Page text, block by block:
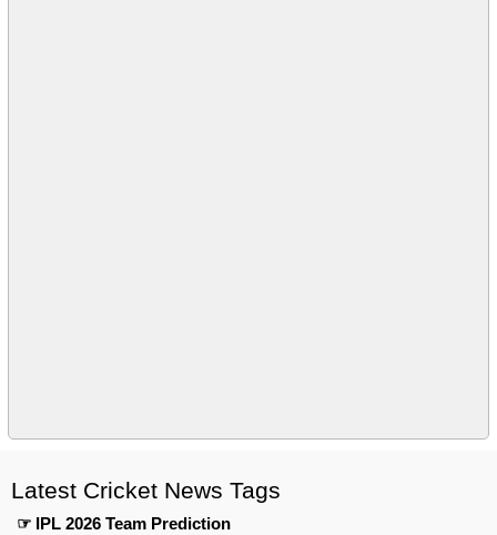
Latest Cricket News Tags
☞ IPL 2026 Team Prediction